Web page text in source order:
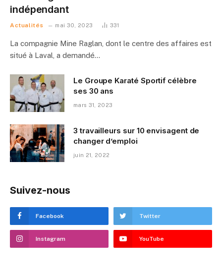
indépendant
Actualités mai 30, 2023 331
La compagnie Mine Raglan, dont le centre des affaires est
situé à Laval, a demandé…
Le Groupe Karaté Sportif célèbre
ses 30 ans
mars 31, 2023
3 travailleurs sur 10 envisagent de
changer d’emploi
juin 21, 2022
Suivez-nous
Facebook Twitter
Instagram YouTube